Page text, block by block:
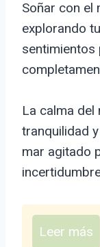
Soñar con el
explorando
La calma
tranquilidad
mar agitado
Leer más